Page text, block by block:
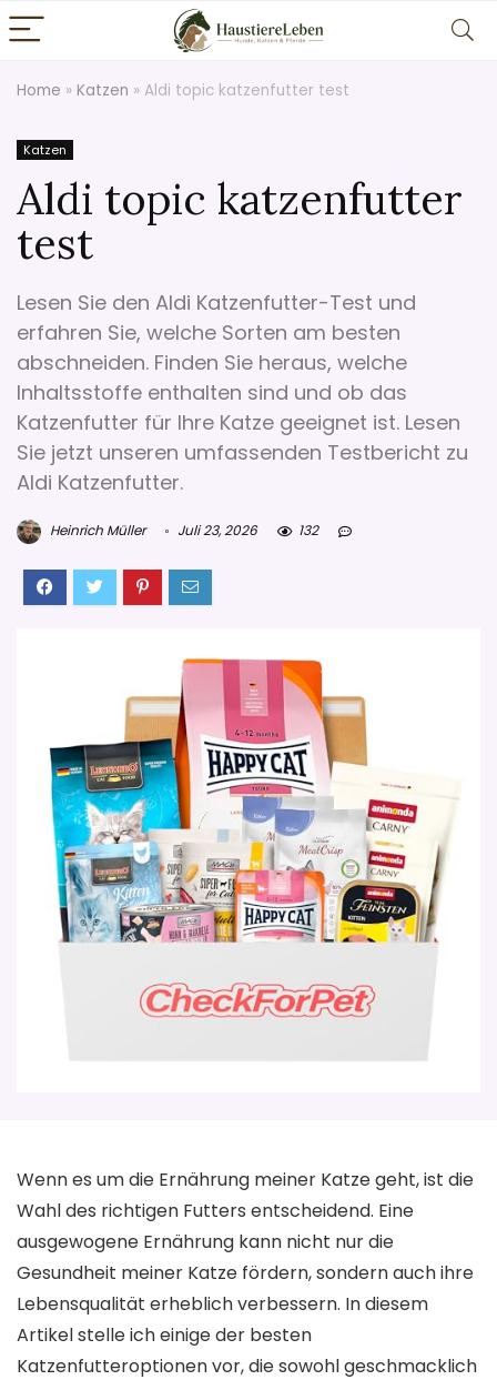
Home » Katzen » Aldi topic katzenfutter test
Katzen
Aldi topic katzenfutter
test
Lesen Sie den Aldi Katzenfutter-Test und
erfahren Sie, welche Sorten am besten
abschneiden. Finden Sie heraus, welche
Inhaltsstoffe enthalten sind und ob das
Katzenfutter für Ihre Katze geeignet ist. Lesen
Sie jetzt unseren umfassenden Testbericht zu
Aldi Katzenfutter.
Heinrich Müller Juli 23, 2026 132
Wenn es um die Ernährung meiner Katze geht, ist die
Wahl des richtigen Futters entscheidend. Eine
ausgewogene Ernährung kann nicht nur die
Gesundheit meiner Katze fördern, sondern auch ihre
Lebensqualität erheblich verbessern. In diesem
Artikel stelle ich einige der besten
Katzenfutteroptionen vor, die sowohl geschmacklich